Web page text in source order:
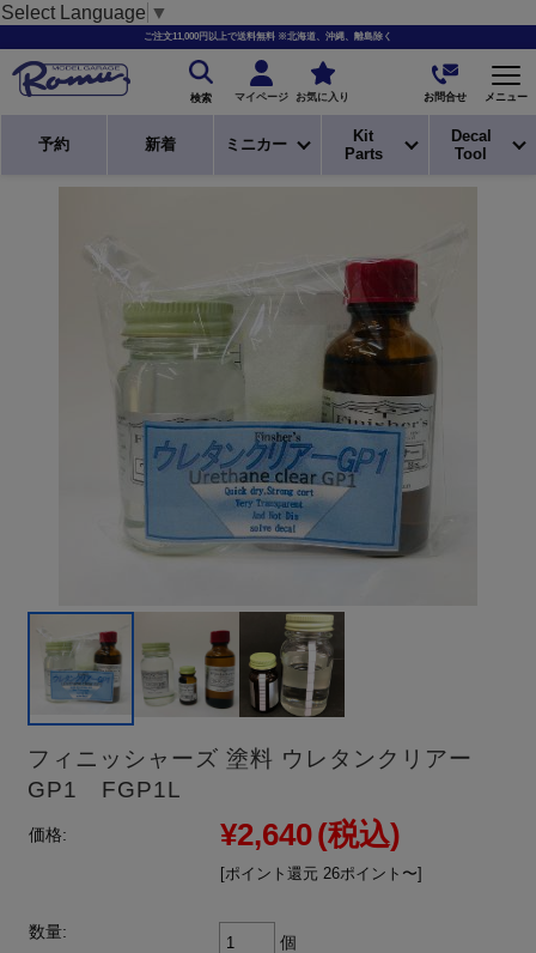
Select Language ▼
ご注文11,000円以上で送料無料 ※北海道、沖縄、離島除く
検索 マイページ お気に入り お問合せ メニュー
予約 新着 ミニカー
Kit
Parts
Decal
Tool
フィニッシャーズ 塗料 ウレタンクリアー
GP1 FGP1L
価格: ¥2,640(税込)
[ポイント還元 26ポイント〜]
数量:
個